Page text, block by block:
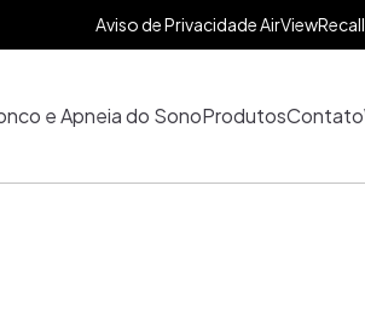
Aviso de Privacidade AirView
e Apneia do SonoProdutosContato